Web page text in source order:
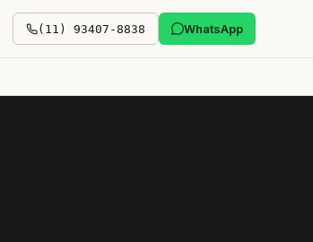
(11) 93407-8838 WhatsApp